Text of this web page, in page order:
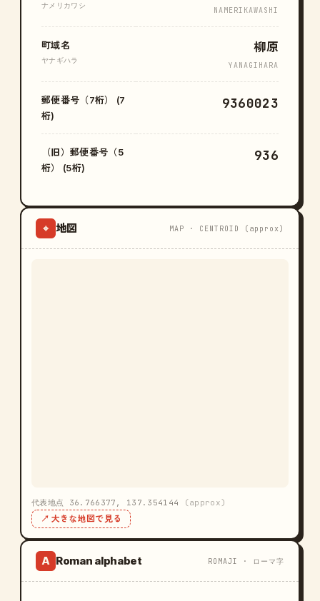
ナメリカワシ
NAMERIKAWASHI
町域名
ヤナギハラ
柳原
YANAGIHARA
郵便番号（7桁） (7
桁)
9360023
（旧）郵便番号（5
桁） (5桁)
936
⌖ 地図 MAP · CENTROID (approx)
代表地点 36.766377, 137.354144 (approx)
↗ 大きな地図で見る
A Roman alphabet ROMAJI · ローマ字